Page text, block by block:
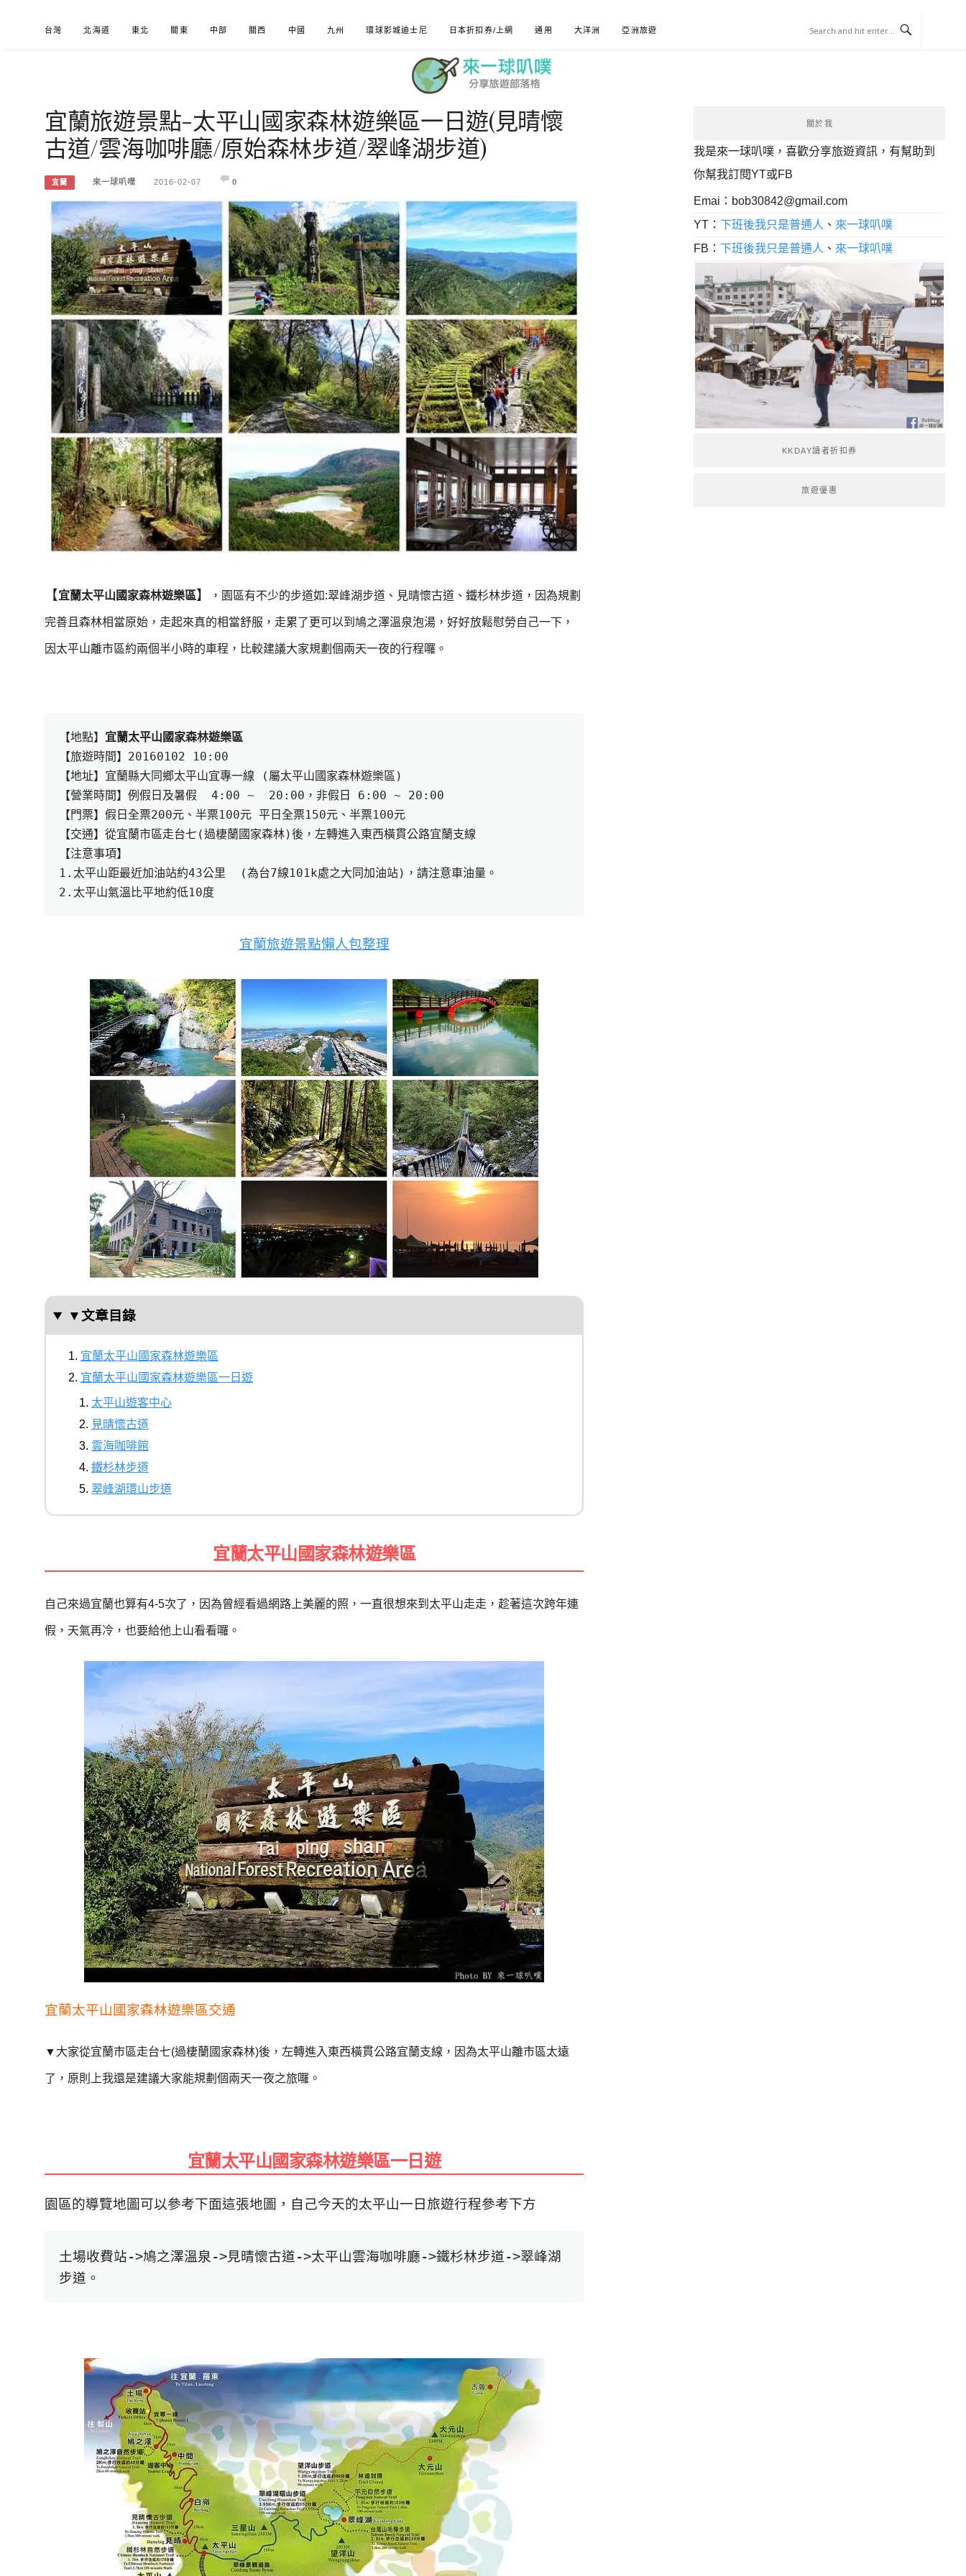
台灣 北海道 東北 關東 中部 關西 中國 九州 環球影城迪士尼 日本折扣券/上網 通用 大洋洲 亞洲旅遊
來一球叭噗
分享日本自助部落格
宜蘭旅遊景點-太平山國家森林遊樂區一日遊(見晴懷
古道/雲海咖啡廳/原始森林步道/翠峰湖步道)
宜蘭 來一球叭噗 2016-02-07 0
【宜蘭太平山國家森林遊樂區】 ，園區有不少的步道如:翠峰湖步道 、見晴懷古道、鐵杉林步道 ，因為規劃
完善且森林相當原始，走起來真的相當舒服，走累了更可以到鳩之澤溫泉泡湯，好好放鬆慰勞自己一下，
因太平山離市區約兩個半小時的車程，比較建議大家規劃個兩天一夜的行程囉。
【地點】 宜蘭太平山國家森林遊樂區
【旅遊時間】 20160102 10:00
【地址】宜蘭縣大同鄉太平山宜專一線 ( 屬太平山國家森林遊樂區 )
【營業時間】例假日及暑假 4:00 ~  20:00 ，非假日
6:00 ~ 20:00
【門票】 假日全票200元、半票100元 平日全票150元、半票100元
【交通】 從宜蘭市區走台七 (過棲蘭國家森林)後，左轉進入東西橫貫公路宜蘭支線
【注意事項】
1. 太平山距最近加油站約43公里 (為台7線101k處之大同加油站) ，請注意車油量。
2. 太平山氣溫比平地約低10度
宜蘭旅遊景點懶人包整理
▼文章目錄
宜蘭太平山國家森林遊樂區
宜蘭太平山國家森林遊樂區一日遊
太平山遊客中心
見晴懷古道
雲海咖啡館
鐵杉林步道
翠峰湖環山步道
宜蘭太平山國家森林遊樂區
自己來過宜蘭也算有4-5次了，因為曾經看過網路上美麗的照，一直很想來到太平山走走，趁著這次跨年連
假，天氣再冷，也要給他上山看看囉。
宜蘭太平山國家森林遊樂區交通
▼大家從宜蘭市區走台七(過棲蘭國家森林)後，左轉進入東西橫貫公路宜蘭支線，因為太平山離市區太遠
了，原則上我還是建議大家能規劃個兩天一夜之旅囉。
宜蘭太平山國家森林遊樂區一日遊
園區的導覽地圖可以參考下面這張地圖，自己今天的太平山一日旅遊行程參考下方
土場收費站->鳩之澤溫泉->見晴懷古道->太平山雲海咖啡廳->鐵杉林步道->翠峰湖
步道。
關於我
我是來一球叭噗，喜歡分享旅遊資訊，有幫助到
你幫我訂閱YT或FB
Emai： bob30842@gmail.com
YT：下班後我只是普通人 、 來一球叭噗
FB：下班後我只是普通人 、 來一球叭噗
KKDAY讀者折扣券
旅遊優惠